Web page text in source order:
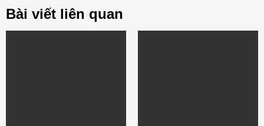
Bài viết liên quan